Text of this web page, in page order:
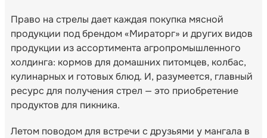
Право на стрелы дает каждая покупка мясной
продукции под брендом «Мираторг» и других видов
продукции из ассортимента агропромышленного
холдинга: кормов для домашних питомцев, колбас,
кулинарных и готовых блюд. И, разумеется, главный
ресурс для получения стрел — это приобретение
продуктов для пикника.
Летом поводом для встречи с друзьями у мангала в